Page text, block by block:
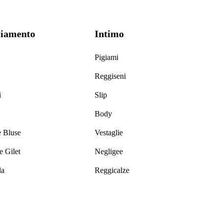
Bluse
Gilet
Intimo
Pigiami
Reggiseni
Slip
Body
Vestaglie
Negligee
Reggicalze